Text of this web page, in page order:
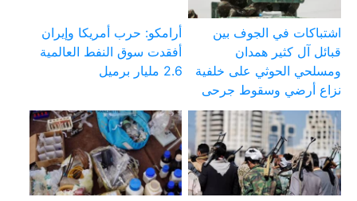
اشتباكات في الجوف بين
قبائل آل كثير همدان
ومسلحي الحوثي على خلفية
نزاع أرضي وسقوط جرحى
أرامكو: حرب أمريكا وإيران
أفقدت سوق النفط العالمية
2.6 مليار برميل